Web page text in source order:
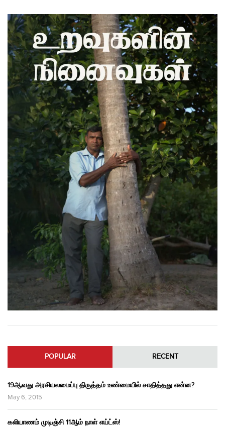
POPULAR RECENT
19ஆவது அரசியலமைப்பு திருத்தம் உண்மையில் சாதித்தது என்ன?
May 6, 2015
கலியாணம் முடிஞ்சி 11ஆம் நாள் எய்ட்ஸ்!